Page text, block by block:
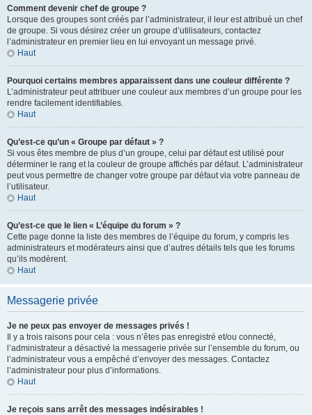
Comment devenir chef de groupe ?
Lorsque des groupes sont créés par l’administrateur, il leur est attribué un chef
de groupe. Si vous désirez créer un groupe d’utilisateurs, contactez
l’administrateur en premier lieu en lui envoyant un message privé.
Haut
Pourquoi certains membres apparaissent dans une couleur différente ?
L’administrateur peut attribuer une couleur aux membres d’un groupe pour les
rendre facilement identifiables.
Haut
Qu’est-ce qu’un « Groupe par défaut » ?
Si vous êtes membre de plus d’un groupe, celui par défaut est utilisé pour
déterminer le rang et la couleur de groupe affichés par défaut. L’administrateur
peut vous permettre de changer votre groupe par défaut via votre panneau de
l’utilisateur.
Haut
Qu’est-ce que le lien « L’équipe du forum » ?
Cette page donne la liste des membres de l’équipe du forum, y compris les
administrateurs et modérateurs ainsi que d’autres détails tels que les forums
qu’ils modèrent.
Haut
Messagerie privée
Je ne peux pas envoyer de messages privés !
Il y a trois raisons pour cela : vous n’êtes pas enregistré et/ou connecté,
l’administrateur a désactivé la messagerie privée sur l’ensemble du forum, ou
l’administrateur vous a empêché d’envoyer des messages. Contactez
l’administrateur pour plus d’informations.
Haut
Je reçois sans arrêt des messages indésirables !